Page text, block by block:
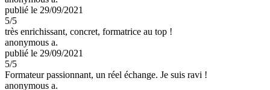
publié le 29/09/2021
5/5
très enrichissant, concret, formatrice au top !
anonymous a.
publié le 29/09/2021
5/5
Formateur passionnant, un réel échange. Je suis ravi !
anonymous a.